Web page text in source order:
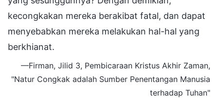
kecongkakan mereka berakibat fatal, dan dapat
menyebabkan mereka melakukan hal-hal yang
berkhianat.
—Firman, Jilid 3, Pembicaraan Kristus Akhir Zaman,
"Natur Congkak adalah Sumber Penentangan Manusia
terhadap Tuhan"